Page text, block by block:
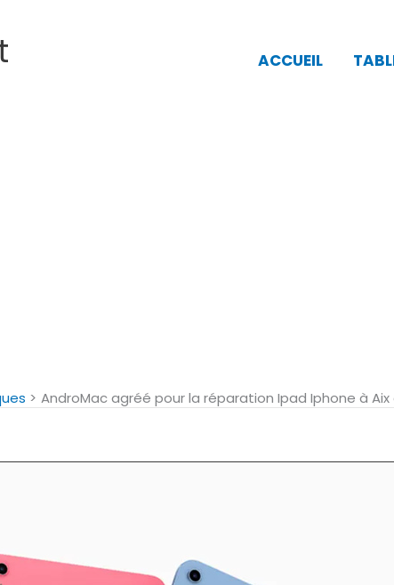
ACCUEIL
AndroMac agréé pour la réparation Ipad Iphone à Aix